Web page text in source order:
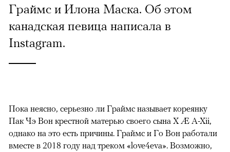
Граймс и Илона Маска. Об этом
канадская певица написала в
Instagram.
Пока неясно, серьезно ли Граймс называет кореянку
Пак Чэ Вон крестной матерью своего сына X Æ A-Xii,
однако на это есть причины. Граймс и Го Вон работали
вместе в 2018 году над треком «love4eva». Возможно,